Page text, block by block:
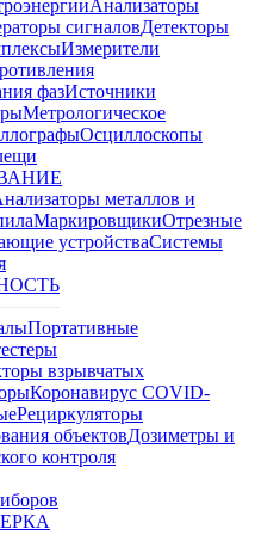
Анализаторы
сигналовДетекторы
Измерители
фазИсточники
Метрологическое
Осциллоскопы
металлов и
МаркировщикиОтрезные
устройстваСистемы
Портативные
взрывчатых
Коронавирус COVID-
Рециркуляторы
объектовДозиметры и
контроля